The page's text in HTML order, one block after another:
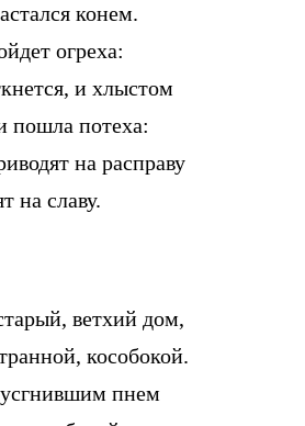
конем.
огреха:
и хлыстом
потеха:
на расправу
на славу.
ветхий дом,
кособокой.
пнем